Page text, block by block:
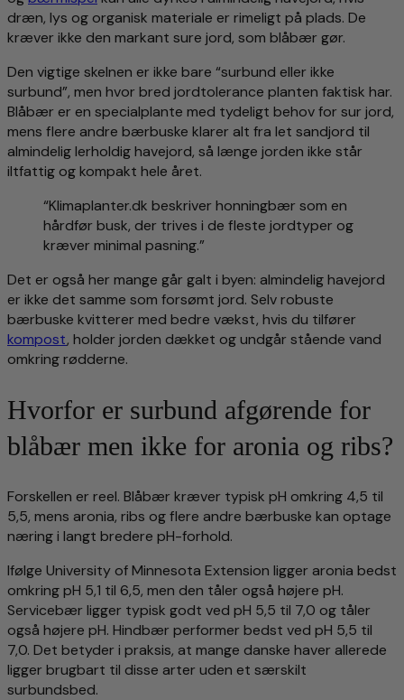
dræn, lys og organisk materiale er rimeligt på plads. De
kræver ikke den markant sure jord, som blåbær gør.
Den vigtige skelnen er ikke bare “surbund eller ikke
surbund”, men hvor bred jordtolerance planten faktisk har.
Blåbær er en specialplante med tydeligt behov for sur jord,
mens flere andre bærbuske klarer alt fra let sandjord til
almindelig lerholdig havejord, så længe jorden ikke står
iltfattig og kompakt hele året.
“Klimaplanter.dk beskriver honningbær som en
hårdfør busk, der trives i de fleste jordtyper og
kræver minimal pasning.”
Det er også her mange går galt i byen: almindelig havejord
er ikke det samme som forsømt jord. Selv robuste
bærbuske kvitterer med bedre vækst, hvis du tilfører
kompost, holder jorden dækket og undgår stående vand
omkring rødderne.
Hvorfor er surbund afgørende for
blåbær men ikke for aronia og ribs?
Forskellen er reel. Blåbær kræver typisk pH omkring 4,5 til
5,5, mens aronia, ribs og flere andre bærbuske kan optage
næring i langt bredere pH-forhold.
Ifølge University of Minnesota Extension ligger aronia bedst
omkring pH 5,1 til 6,5, men den tåler også højere pH.
Servicebær ligger typisk godt ved pH 5,5 til 7,0 og tåler
også højere pH. Hindbær performer bedst ved pH 5,5 til
7,0. Det betyder i praksis, at mange danske haver allerede
ligger brugbart til disse arter uden et særskilt
surbundsbed.